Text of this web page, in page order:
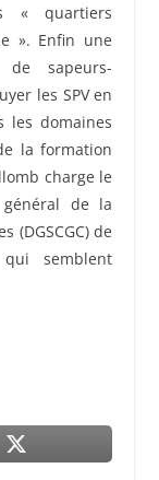
« quartiers
». Enfin une
sapeurs-
les SPV en
les domaines
la formation
charge le
général de la
(DGSCGC) de
semblent